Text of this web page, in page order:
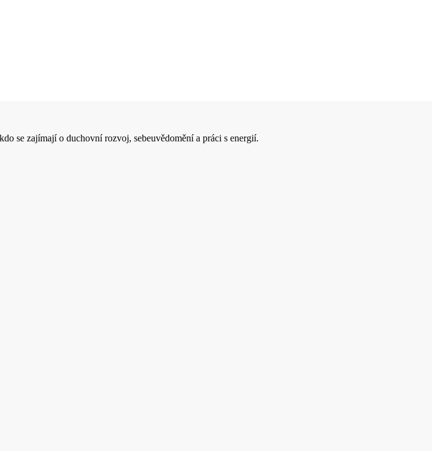
se zajímají o duchovní rozvoj, sebeuvědomění a práci s energií.